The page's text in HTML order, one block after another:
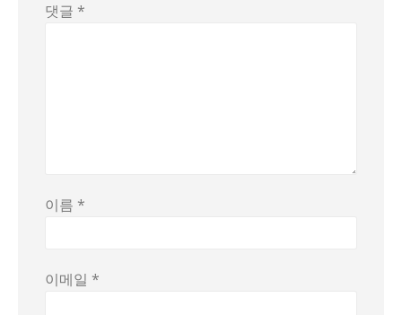
댓글 *
이름 *
이메일 *